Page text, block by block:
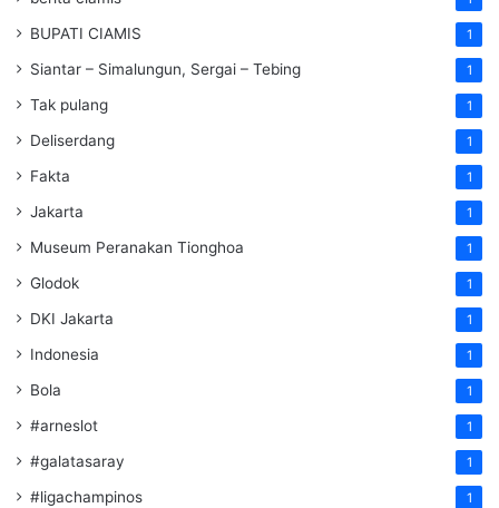
BUPATI CIAMIS 1
Siantar – Simalungun, Sergai – Tebing 1
Tak pulang 1
Deliserdang 1
Fakta 1
Jakarta 1
Museum Peranakan Tionghoa 1
Glodok 1
DKI Jakarta 1
Indonesia 1
Bola 1
#arneslot 1
#galatasaray 1
#ligachampinos 1